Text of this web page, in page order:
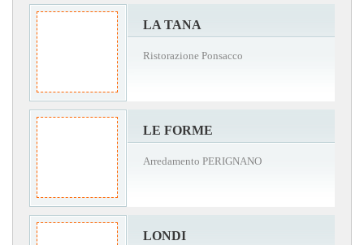
LA TANA
Ristorazione Ponsacco
LE FORME
Arredamento PERIGNANO
LONDI